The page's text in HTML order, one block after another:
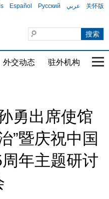
Español Русский عربي 关怀版
外交动态 驻外机构 国
勇出席使馆
”暨庆祝中国
年主题研讨